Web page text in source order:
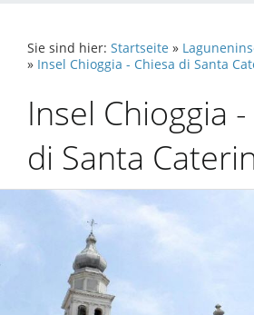
Sie sind hier: Startseite »
» Insel Chioggia - Chiesa di Santa
Insel Chioggia
di Santa